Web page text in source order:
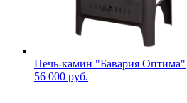
Печь-камин "Бавария Оптима"
56 000 руб.